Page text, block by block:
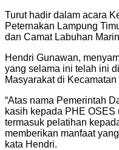
Turut hadir dalam acara
Peternakan Lampung
dan Camat Labuhan
Hendri Gunawan,
yang selama ini telah ini
Masyarakat di
“Atas nama Pemerintah
kasih kepada PHE
termasuk pelatihan
memberikan manfaat
kata Hendri.